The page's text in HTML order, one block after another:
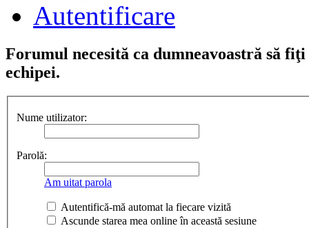
Autentificare
Forumul necesită ca dumneavoastră să
echipei.
Nume utilizator:
Parolă:
Am uitat parola
Autentifică-mă automat la fiecare vizită
Ascunde starea mea online în această sesiune